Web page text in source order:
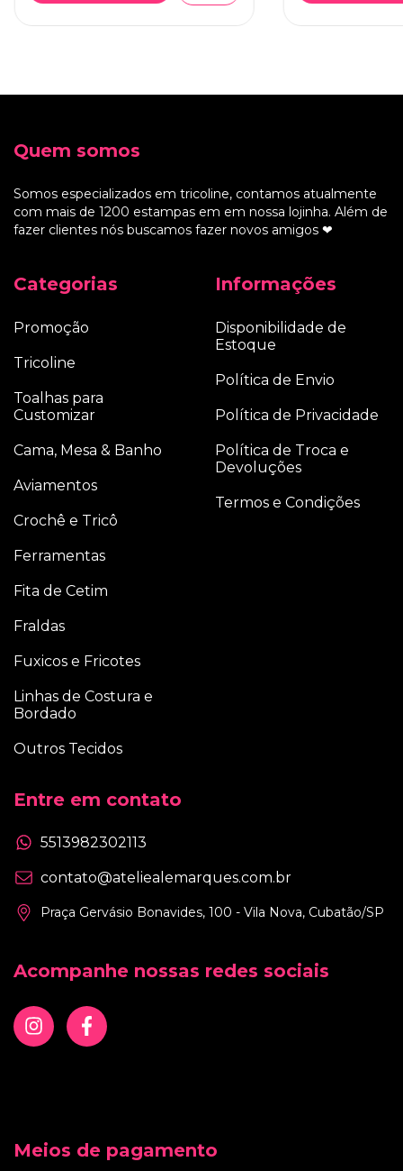
Quem somos
Somos especializados em tricoline, contamos atualmente
com mais de 1200 estampas em em nossa lojinha. Além de
fazer clientes nós buscamos fazer novos amigos ❤
Categorias
Promoção
Tricoline
Toalhas para
Customizar
Cama, Mesa & Banho
Aviamentos
Crochê e Tricô
Ferramentas
Fita de Cetim
Fraldas
Fuxicos e Fricotes
Linhas de Costura e
Bordado
Outros Tecidos
Informações
Disponibilidade de
Estoque
Política de Envio
Política de Privacidade
Política de Troca e
Devoluções
Termos e Condições
Entre em contato
5513982302113
contato@ateliealemarques.com.br
Praça Gervásio Bonavides, 100 - Vila Nova, Cubatão/SP
Acompanhe nossas redes sociais
Meios de pagamento